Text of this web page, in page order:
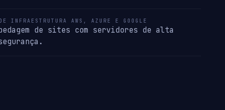
INFRAESTRUTURA AWS, AZURE E GOOGLE
de sites com servidores de alta